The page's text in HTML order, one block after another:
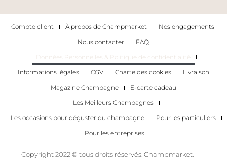
Compte client À propos de Champmarket
Nos engagements
Nous contacter
FAQ
Données Personnelles & Politique de confidentialité
Informations légales
CGV Charte des cookies
Livraison
Magazine Champagne
E-carte cadeau
Les Meilleurs Champagnes
Les occasions pour déguster du champagne
Pour les particuliers
Pour les entreprises
Copyright 2022 © tous droits réservés. Champmarket.